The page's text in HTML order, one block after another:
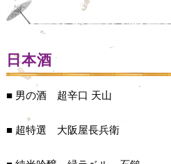
日本酒
■ 男の酒 超辛口 天山
■ 超特選 大阪屋長兵衛